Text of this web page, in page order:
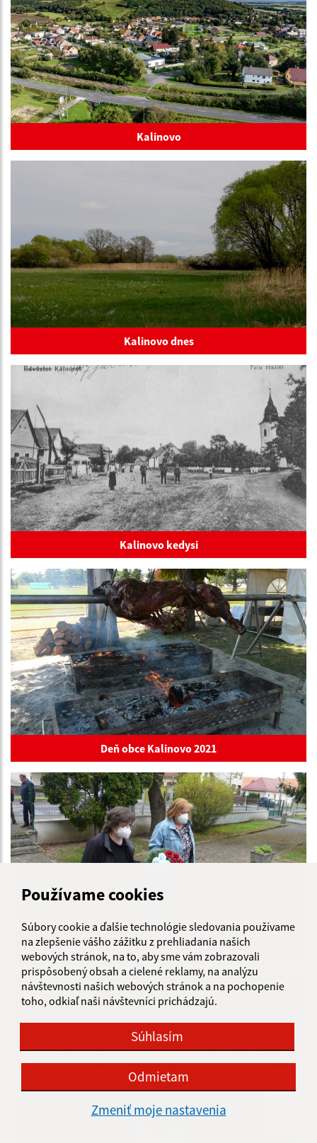
Používame cookies
Súbory cookie a ďalšie technológie sledovania používame
na zlepšenie vášho zážitku z prehliadania našich
webových stránok, na to, aby sme vám zobrazovali
prispôsobený obsah a cielené reklamy, na analýzu
návštevnosti našich webových stránok a na pochopenie
toho, odkiaľ naši návštevníci prichádzajú.
Súhlasím
Odmietam
Zmeniť moje nastavenia
Kalinovo
Kalinovo dnes
Kalinovo kedysi
Deň obce Kalinovo 2021
76. výročie ukončenia II. svetovej vojny